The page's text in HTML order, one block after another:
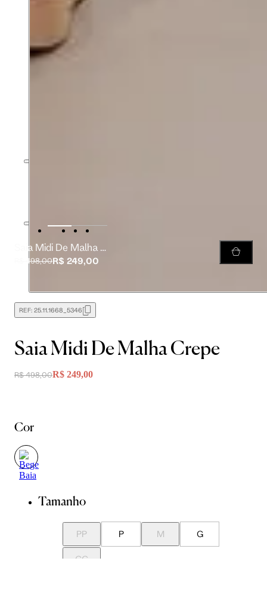
Saia Midi De Malha Crepe
R$ 498,00R$ 249,00
REF: 25.11.1668_5346
Saia Midi De Malha Crepe
R$ 498,00R$ 249,00
Cor
Tamanho
PP P M G
GG